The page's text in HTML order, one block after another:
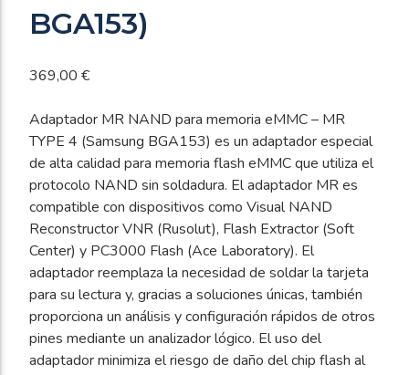
BGA153)
369,00 €
Adaptador MR NAND para memoria eMMC – MR
TYPE 4 (Samsung BGA153) es un adaptador especial
de alta calidad para memoria flash eMMC que utiliza el
protocolo NAND sin soldadura. El adaptador MR es
compatible con dispositivos como Visual NAND
Reconstructor VNR (Rusolut), Flash Extractor (Soft
Center) y PC3000 Flash (Ace Laboratory). El
adaptador reemplaza la necesidad de soldar la tarjeta
para su lectura y, gracias a soluciones únicas, también
proporciona un análisis y configuración rápidos de otros
pines mediante un analizador lógico. El uso del
adaptador minimiza el riesgo de daño del chip flash al